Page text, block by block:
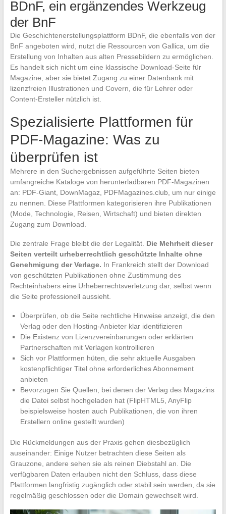
BDnF, ein ergänzendes Werkzeug
der BnF
Die Geschichtenerstellungsplattform BDnF, die ebenfalls von der
BnF angeboten wird, nutzt die Ressourcen von Gallica, um die
Erstellung von Inhalten aus alten Pressebildern zu ermöglichen.
Es handelt sich nicht um eine klassische Download-Seite für
Magazine, aber sie bietet Zugang zu einer Datenbank mit
lizenzfreien Illustrationen und Covern, die für Lehrer oder
Content-Ersteller nützlich ist.
Spezialisierte Plattformen für
PDF-Magazine: Was zu
überprüfen ist
Mehrere in den Suchergebnissen aufgeführte Seiten bieten
umfangreiche Kataloge von herunterladbaren PDF-Magazinen
an: PDF-Giant, DownMagaz, PDFMagazines.club, um nur einige
zu nennen. Diese Plattformen kategorisieren ihre Publikationen
(Mode, Technologie, Reisen, Wirtschaft) und bieten direkten
Zugang zum Download.
Die zentrale Frage bleibt die der Legalität. Die Mehrheit dieser
Seiten verteilt urheberrechtlich geschützte Inhalte ohne
Genehmigung der Verlage. In Frankreich stellt der Download
von geschützten Publikationen ohne Zustimmung des
Rechteinhabers eine Urheberrechtsverletzung dar, selbst wenn
die Seite professionell aussieht.
Überprüfen, ob die Seite rechtliche Hinweise anzeigt, die den
Verlag oder den Hosting-Anbieter klar identifizieren
Die Existenz von Lizenzvereinbarungen oder erklärten
Partnerschaften mit Verlagen kontrollieren
Sich vor Plattformen hüten, die sehr aktuelle Ausgaben
kostenpflichtiger Titel ohne erforderliches Abonnement
anbieten
Bevorzugen Sie Quellen, bei denen der Verlag des Magazins
die Datei selbst hochgeladen hat (FlipHTML5, AnyFlip
beispielsweise hosten auch Publikationen, die von ihren
Erstellern online gestellt wurden)
Die Rückmeldungen aus der Praxis gehen diesbezüglich
auseinander: Einige Nutzer betrachten diese Seiten als
Grauzone, andere sehen sie als reinen Diebstahl an. Die
verfügbaren Daten erlauben nicht den Schluss, dass diese
Plattformen langfristig zugänglich oder stabil sein werden, da sie
regelmäßig geschlossen oder die Domain gewechselt wird.